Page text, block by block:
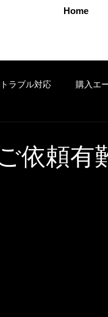
Home
トラブル対応 購入エ
依頼有